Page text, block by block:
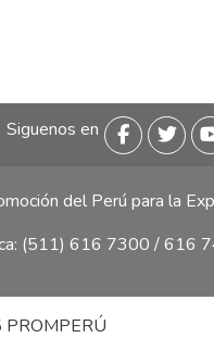
Siguenos en
del Perú para la
(511) 616 7300 / 616